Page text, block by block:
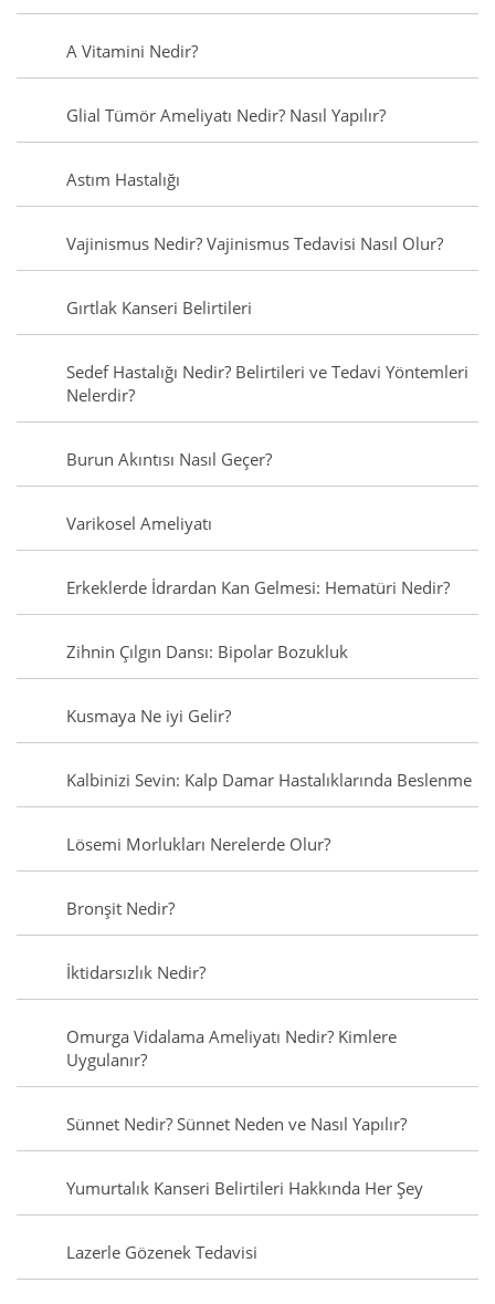
A Vitamini Nedir?
Glial Tümör Ameliyatı Nedir? Nasıl Yapılır?
Astım Hastalığı
Vajinismus Nedir? Vajinismus Tedavisi Nasıl Olur?
Gırtlak Kanseri Belirtileri
Sedef Hastalığı Nedir? Belirtileri ve Tedavi Yöntemleri
Nelerdir?
Burun Akıntısı Nasıl Geçer?
Varikosel Ameliyatı
Erkeklerde İdrardan Kan Gelmesi: Hematüri Nedir?
Zihnin Çılgın Dansı: Bipolar Bozukluk
Kusmaya Ne iyi Gelir?
Kalbinizi Sevin: Kalp Damar Hastalıklarında Beslenme
Lösemi Morlukları Nerelerde Olur?
Bronşit Nedir?
İktidarsızlık Nedir?
Omurga Vidalama Ameliyatı Nedir? Kimlere
Uygulanır?
Sünnet Nedir? Sünnet Neden ve Nasıl Yapılır?
Yumurtalık Kanseri Belirtileri Hakkında Her Şey
Lazerle Gözenek Tedavisi